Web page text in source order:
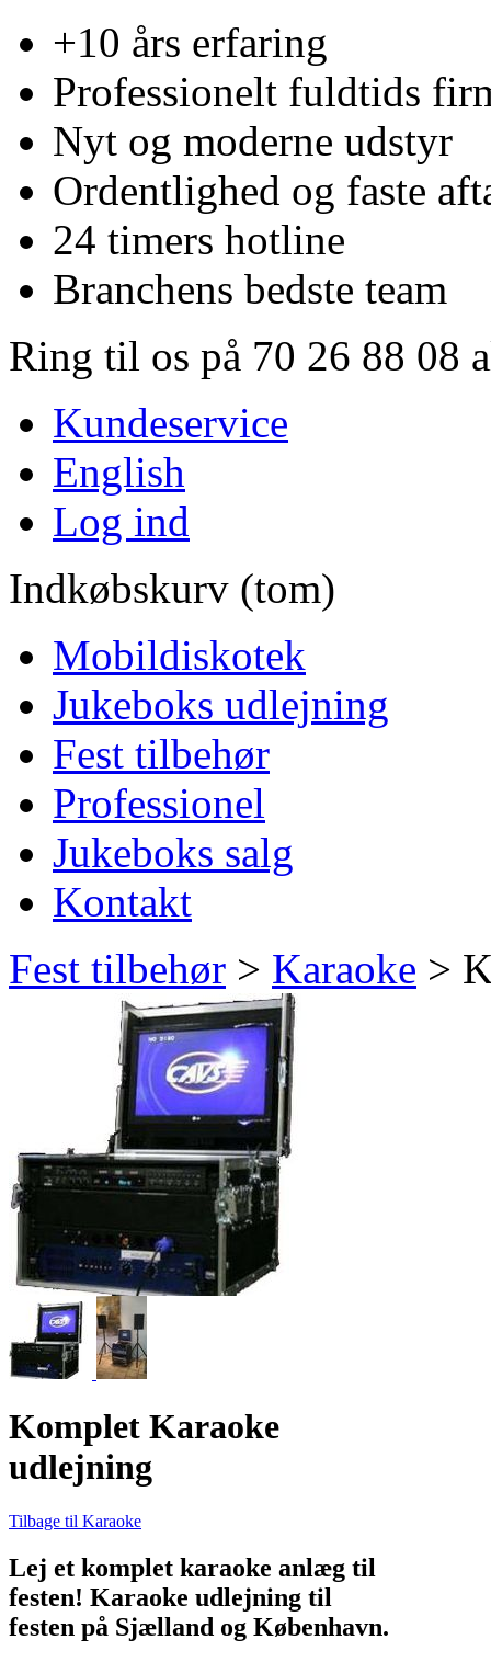
+10 års erfaring
Professionelt fuldtids
Nyt og moderne udstyr
Ordentlighed og faste
24 timers hotline
Branchens bedste team
Ring til os på 70 26 88 08
Kundeservice
English
Log ind
Indkøbskurv (tom)
Mobildiskotek
Jukeboks udlejning
Fest tilbehør
Professionel
Jukeboks salg
Kontakt
Fest tilbehør > Karaoke >
Komplet Karaoke
udlejning
Tilbage til Karaoke
Lej et komplet karaoke anlæg til
festen! Karaoke udlejning til
festen på Sjælland og København.